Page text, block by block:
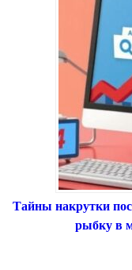
Тайны накрутки
рыбку в